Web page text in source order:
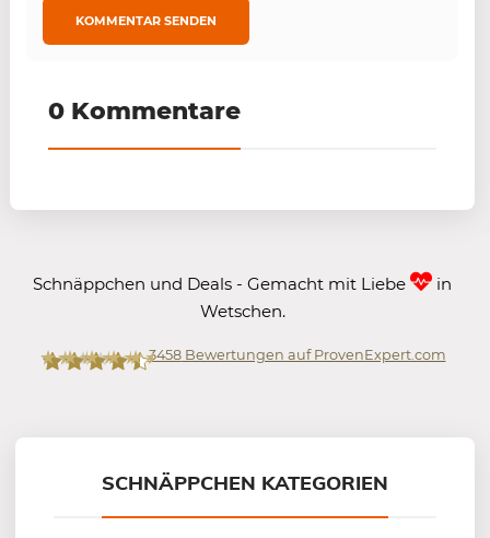
0 Kommentare
Schnäppchen und Deals - Gemacht mit Liebe
in
Wetschen.
3458Bewertungen auf ProvenExpert.com
SCHNÄPPCHEN KATEGORIEN